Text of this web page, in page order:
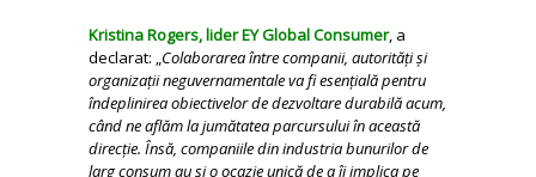
Kristina Rogers, lider EY Global Consumer, a
declarat: „ Colaborarea între companii, autorități și
organizații neguvernamentale va fi esențială pentru
îndeplinirea obiectivelor de dezvoltare durabilă acum,
când ne aflăm la jumătatea parcursului în această
direcție. Însă, companiile din industria bunurilor de
larg consum au și o ocazie unică de a îi implica pe